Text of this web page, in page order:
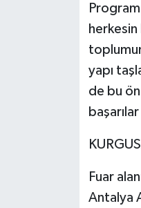
yapı
de bu
Fuar
Antalya